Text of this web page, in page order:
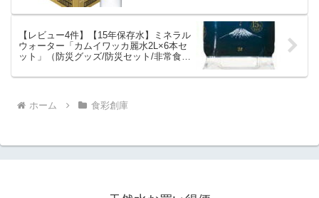
とめ
【レビュー4件】【15年保存水】ミネラル
ウォーター「カムイワッカ麗水2L×6本セ
ット」（防災グッズ/防災セット/非常食/
品/備え/非常用持ち出し袋/避難/災害/帰宅
価格・送料・ポイント還元まとめ
ホーム 食彩創庫